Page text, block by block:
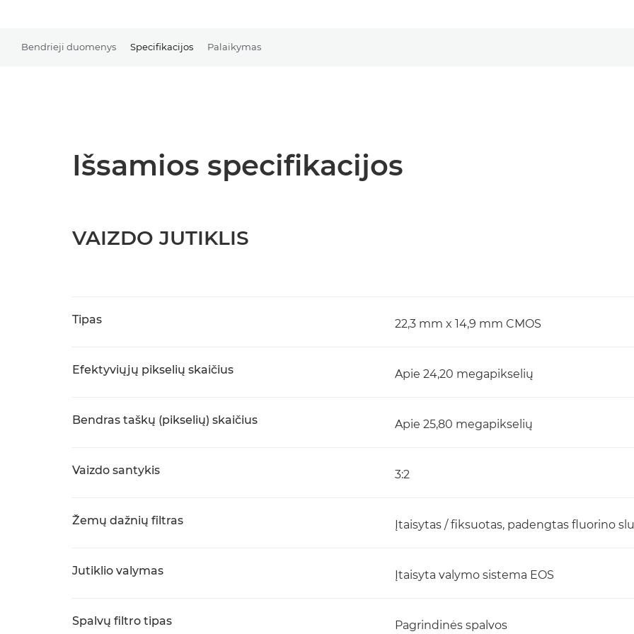
Bendrieji duomenys Specifikacijos Palaikymas
Išsamios specifikacijos
VAIZDO JUTIKLIS
Tipas 22,3 mm x 14,9 mm CMOS
Efektyviųjų pikselių skaičius Apie 24,20 megapikselių
Bendras taškų (pikselių) skaičius Apie 25,80 megapikselių
Vaizdo santykis 3:2
Žemų dažnių filtras Įtaisytas / fiksuotas, padengtas fluorino
Jutiklio valymas Įtaisyta valymo sistema EOS
Spalvų filtro tipas Pagrindinės spalvos